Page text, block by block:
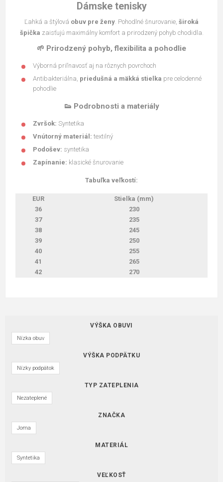
Dámske tenisky
Ľahká a štýlová obuv pre ženy. Pohodlné šnurovanie, široká
špička zaisťujú maximálny komfort a prirodzený pohyb chodidla.
🌱 Prirodzený pohyb, flexibilita a pohodlie
Výborná priľnavosť aj na rôznych povrchoch
Antibakteriálna, priedušná a mäkká stielka pre celodenné
pohodlie
👟 Podrobnosti a materiály
Zvršok: Syntetika
Vnútorný materiál: textilný
Podošev: syntetika
Zapínanie: klasické šnurovanie
Tabuľka veľkostí:
EUR
Stielka (mm)
36
230
37
235
38
245
39
250
40
255
41
265
42
270
VÝŠKA OBUVI
Nízka obuv
VÝŠKA PODPÄTKU
Nízky podpätok
TYP ZATEPLENIA
Nezateplené
ZNAČKA
Joma
MATERIÁL
Syntetika
VEĽKOSŤ